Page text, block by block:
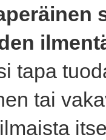
tapa
tai